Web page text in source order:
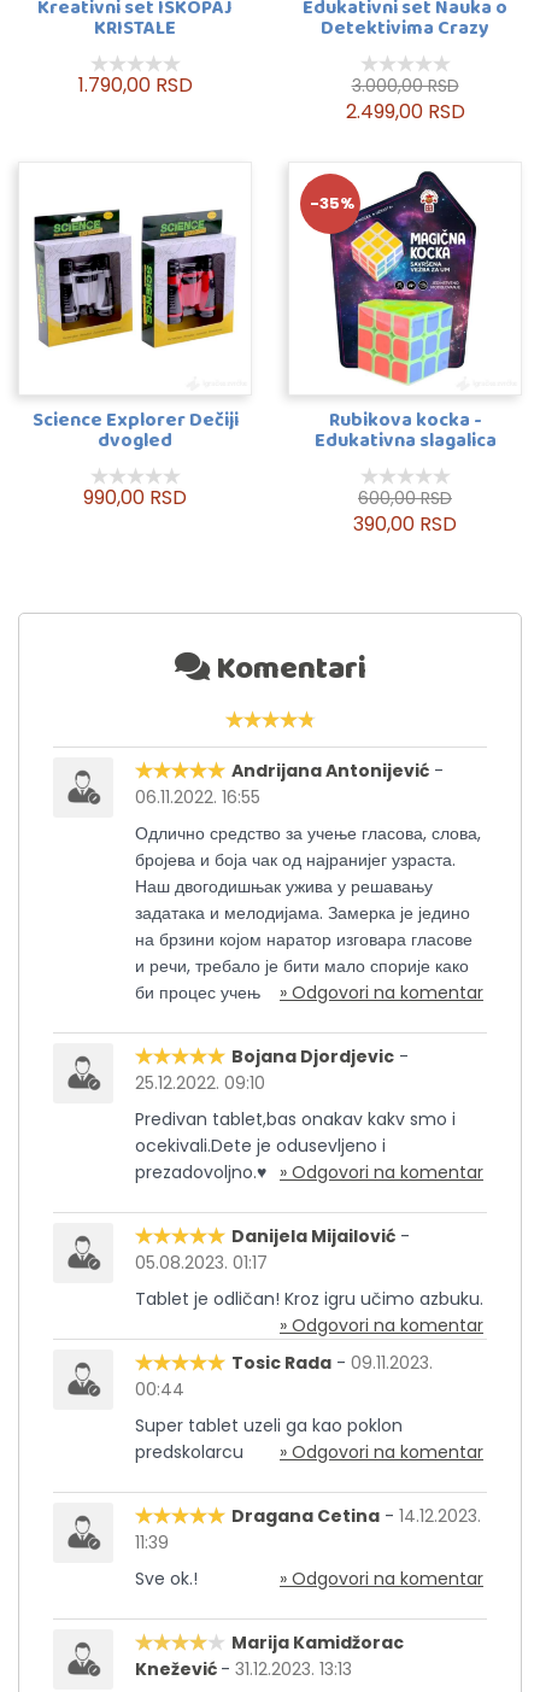
Kreativni set ISKOPAJ
KRISTALE
1.790,00 RSD
Edukativni set Nauka o
Detektivima Crazy
Science
3.000,00 RSD
2.499,00 RSD
Science Explorer Dečiji
dvogled
990,00 RSD
-35%
Rubikova kocka -
Edukativna slagalica
600,00 RSD
390,00 RSD
Komentari
Andrijana Antonijević -
06.11.2022. 16:55
Одлично средство за учење гласова, слова,
бројева и боја чак од најранијег узраста.
Наш двогодишњак ужива у решавању
задатака и мелодијама. Замерка је једино
на брзини којом наратор изговара гласове
и речи, требало је бити мало спорије како
би процес учењ
» Odgovori na komentar
Bojana Djordjevic -
25.12.2022. 09:10
Predivan tablet,bas onakav kakv smo i
ocekivali.Dete je odusevljeno i
prezadovoljno.♥️ » Odgovori na komentar
Danijela Mijailović -
05.08.2023. 01:17
Tablet je odličan! Kroz igru učimo azbuku.
» Odgovori na komentar
Tosic Rada - 09.11.2023.
00:44
Super tablet uzeli ga kao poklon
predskolarcu
» Odgovori na komentar
Dragana Cetina - 14.12.2023.
11:39
Sve ok.!
» Odgovori na komentar
Marija Kamidžorac
Knežević - 31.12.2023. 13:13